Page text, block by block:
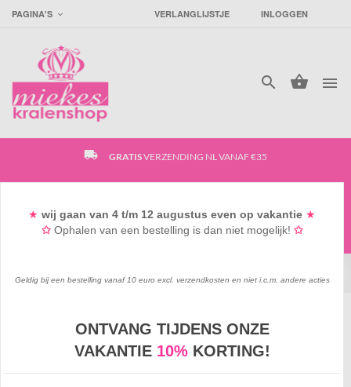
PAGINA'S INLOGGEN
VERLANGLIJSTJE



local_shipping GRATISVERZENDING NL VANAF €35
favorite_border GRATISGOODIEBAG VANAF €15*
KRALEN & BEDELS / KINDERKRALEN /
POLYMEER KRAAL ANANAS GEEL
★ wij gaanvan 4 t/m 12 augustuseven op vakantie ★
✩ Ophalen van een bestelling is dan niet mogelijk! ✩
Geldig bij een bestelling vanaf 10 euro excl. verzendkosten en niet i.c.m. andere acties
ONTVANG TIJDENS ONZE
VAKANTIE 10%KORTING!